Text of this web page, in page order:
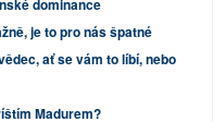
dominance
je to pro nás špatné
ať se vám to líbí, nebo
Madurem?